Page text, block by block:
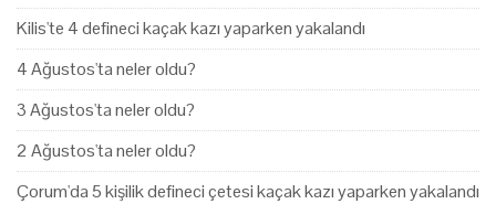
Kilis'te 4 defineci kaçak kazı yaparken yakalandı
4 Ağustos'ta neler oldu?
3 Ağustos'ta neler oldu?
2 Ağustos'ta neler oldu?
Çorum'da 5 kişilik defineci çetesi kaçak kazı yaparken yakalandı